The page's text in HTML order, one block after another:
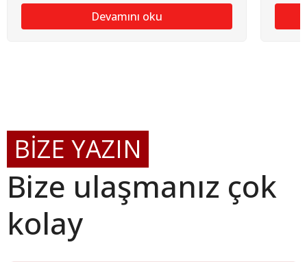
Devamını oku
BİZE YAZIN
Bize ulaşmanız çok
kolay